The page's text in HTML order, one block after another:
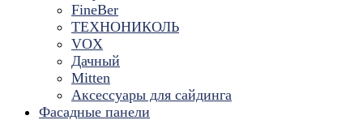
FineBer
ТЕХНОНИКОЛЬ
VOX
Дачный
Mitten
Аксессуары для сайдинга
Фасадные панели